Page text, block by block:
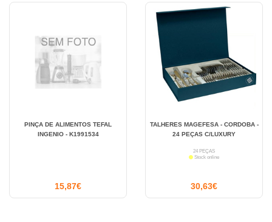
PINÇA DE ALIMENTOS TEFAL
INGENIO - K1991534
15,87€
TALHERES MAGEFESA - CORDOBA -
24 PEÇAS C/LUXURY
24 PEÇAS
Stock online
30,63€